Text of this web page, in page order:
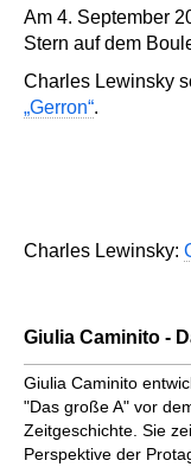
Am 4. September
Stern auf dem
Charles Lewinsky
„Gerron“.
Charles Lewinsky:
Giulia Caminito -
Giulia Caminito
"Das große A" vor
Zeitgeschichte. Sie
Perspektive der